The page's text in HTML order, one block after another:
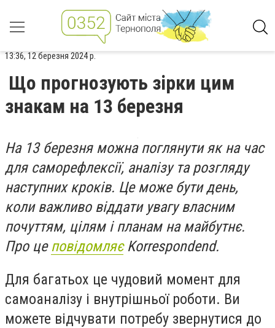
13:36, 12 березня 2024 р.
Що прогнозують зірки цим
знакам на 13 березня
На 13 березня можна поглянути як на час
для саморефлексії, аналізу та розгляду
наступних кроків. Це може бути день,
коли важливо віддати увагу власним
почуттям, цілям і планам на майбутнє.
Про цеповідомляєKorrespondend.
Для багатьох це чудовий момент для
самоаналізу і внутрішньої роботи. Ви
можете відчувати потребу звернутися до